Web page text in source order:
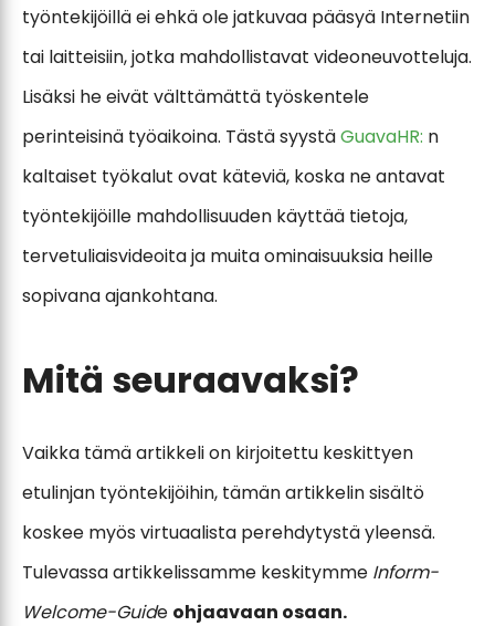
työntekijöillä ei ehkä ole jatkuvaa pääsyä Internetiin
tai laitteisiin, jotka mahdollistavat videoneuvotteluja.
Lisäksi he eivät välttämättä työskentele
perinteisinä työaikoina. Tästä syystäGuavaHR: n
kaltaiset työkalut ovat käteviä, koska ne antavat
työntekijöille mahdollisuuden käyttää tietoja,
tervetuliaisvideoita ja muita ominaisuuksia heille
sopivana ajankohtana.
Mitä seuraavaksi?
Vaikka tämä artikkeli on kirjoitettu keskittyen
etulinjan työntekijöihin, tämän artikkelin sisältö
koskee myös virtuaalista perehdytystä yleensä.
Tulevassa artikkelissamme keskitymme Inform-
Welcome-Guide ohjaavaan osaan.